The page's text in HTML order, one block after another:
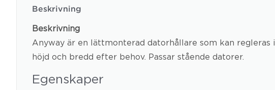
Beskrivning
Beskrivning
Anyway är en lättmonterad datorhållare som kan regleras i
höjd och bredd efter behov. Passar stående datorer.
Egenskaper